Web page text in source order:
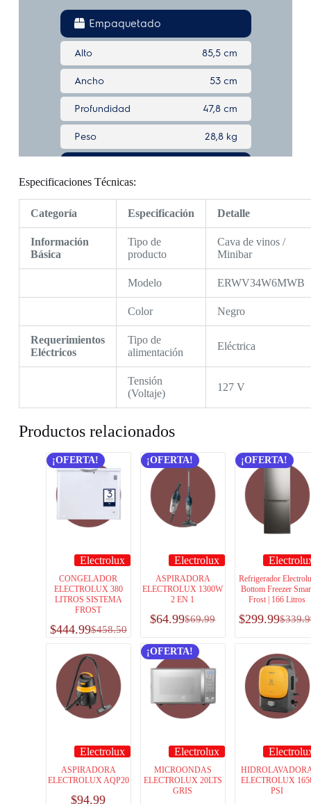
Especificaciones Técnicas:
Categoría Especificación Detalle
Información
Básica
Tipo de
producto
Cava de vinos /
Minibar
Modelo ERWV34W6MWB
Color Negro
Requerimientos
Eléctricos
Tipo de
alimentación
Eléctrica
Tensión
(Voltaje)
127 V
Productos relacionados
¡OFERTA!
Electrolux
CONGELADOR
ELECTROLUX 380
LITROS SISTEMA
FROST
$458.50
$444.99
¡OFERTA!
Electrolux
ASPIRADORA
ELECTROLUX 1300W
2 EN 1
$69.99
$64.99
¡OFERTA!
Refrigerador
Bottom Freezer
Frost | 166 Litros
$
$299.99
Electrolux
ASPIRADORA
ELECTROLUX AQP20
$94.99
¡OFERTA!
Electrolux
MICROONDAS
ELECTROLUX 20LTS
GRIS
ELECTROLUX
PSI